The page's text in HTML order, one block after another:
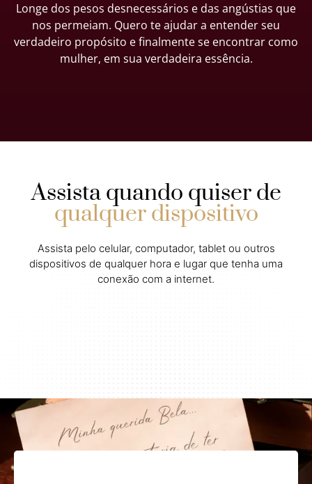
Longe dos pesos desnecessários e das angústias que
nos permeiam. Quero te ajudar a entender seu
verdadeiro propósito e finalmente se encontrar como
mulher, em sua verdadeira essência.
Assista quando quiser de
qualquer dispositivo
Assista pelo celular, computador, tablet ou outros
dispositivos de qualquer hora e lugar que tenha uma
conexão com a internet.